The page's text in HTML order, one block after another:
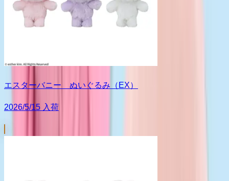
エスターバニー ぬいぐるみ（EX）
2026/5/15 入荷